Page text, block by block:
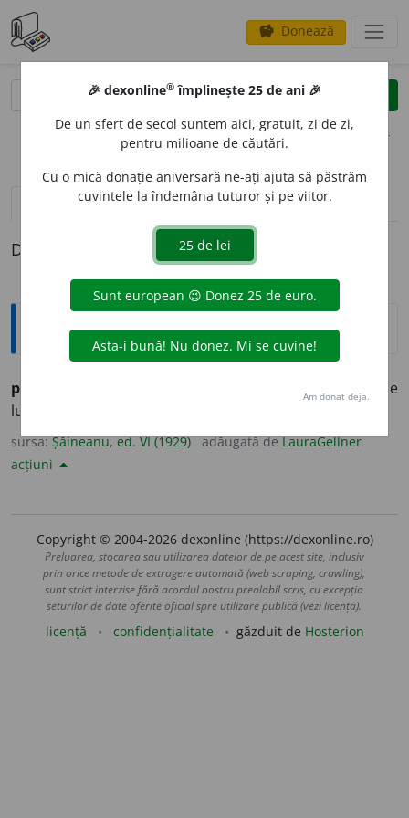
savings Donează
clear
opțiuni
definiții (1) pronunțievolume_up (2)
Definiția cu ID-ul 807777:
Explicative DEX
pesemne
sau indiciile
lucrului].
sursa:Șăineanu, ed. VI (1929) adăugată deLauraGellner
acțiuni
Copyright © 2004-2026 dexonline (https://dexonline.ro)
Preluarea, stocarea sau utilizarea datelor de pe acest site, inclusiv
prin orice metode de extragere automată (web scraping, crawling),
sunt strict interzise fără acordul nostru prealabil scris, cu excepția
seturilor de date oferite oficial spre utilizare publică (vezi licența).
licență confidențialitate găzduit de Hosterion
🎉 dexonline® împlinește 25 de ani 🎉
De un sfert de secol suntem aici, gratuit, zi de zi,
pentru milioane de căutări.
Cu o mică donație aniversară ne-ați ajuta să păstrăm
cuvintele la îndemâna tuturor și pe viitor.
Am donat deja.